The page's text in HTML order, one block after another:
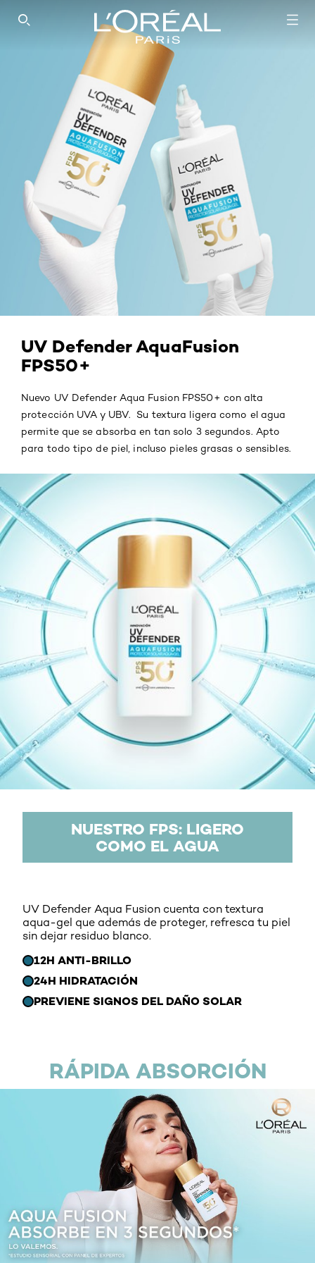
SEARCH THIS SITE
UV Defender AquaFusion
FPS50+
Nuevo UV Defender Aqua FusionFPS50+ con alta
protección UVA y UBV. Su textura ligera como el agua
permite que se absorba en tan solo 3 segundos. Apto
para todo tipo de piel, incluso pieles grasas o sensibles.
NUESTRO FPS: LIGERO
COMO EL AGUA
UV Defender Aqua Fusion cuenta con textura
aqua-gel que además de proteger, refresca tu piel
sin dejar residuo blanco.
12H ANTI-BRILLO
24H HIDRATACIÓN
PREVIENE SIGNOS DEL DAÑO SOLAR
RÁPIDA ABSORCIÓN